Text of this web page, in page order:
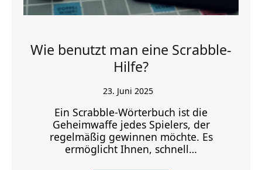
Wie benutzt man eine Scrabble-
Hilfe?
23. Juni 2025
Ein Scrabble-Wörterbuch ist die
Geheimwaffe jedes Spielers, der
regelmäßig gewinnen möchte. Es
ermöglicht Ihnen, schnell…